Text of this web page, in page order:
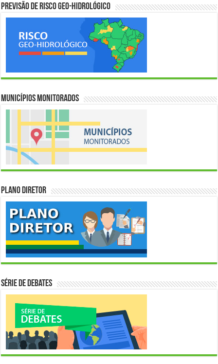
Previsão de Risco Geo-Hidrológico
Municípios Monitorados
Plano Diretor
Série de Debates